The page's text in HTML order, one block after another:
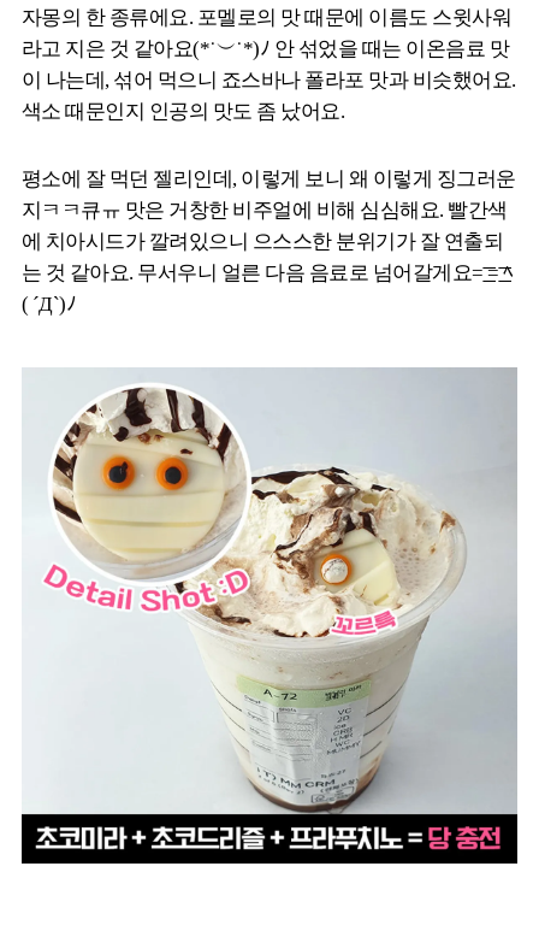
자몽의 한 종류에요. 포멜로의 맛 때문에 이름도 스윗사워
라고 지은 것 같아요(*˙︶˙*)ﾉ 안 섞었을 때는 이온음료 맛
이 나는데, 섞어 먹으니 죠스바나 폴라포 맛과 비슷했어요.
색소 때문인지 인공의 맛도 좀 났어요.
평소에 잘 먹던 젤리인데, 이렇게 보니 왜 이렇게 징그러운
지ㅋㅋ큐ㅠ 맛은 거창한 비주얼에 비해 심심해요. 빨간색
에 치아시드가 깔려있으니 으스스한 분위기가 잘 연출되
는 것 같아요. 무서우니 얼른 다음 음료로 넘어갈게요=͟͟͞͞ =͟͟͞͞ ﾍ
( ´Д`)ﾉ